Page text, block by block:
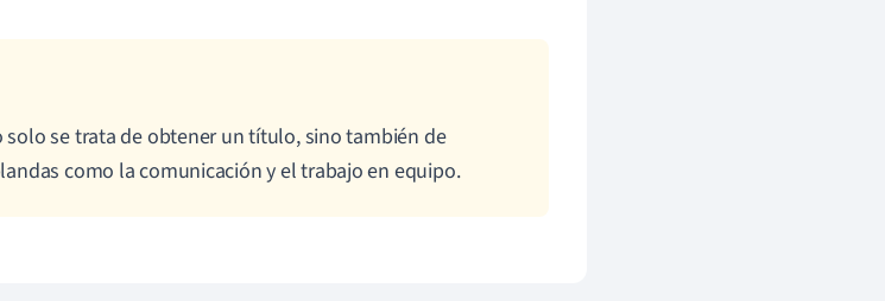
solo se trata de obtener un título, sino también de
como la comunicación y el trabajo en equipo.